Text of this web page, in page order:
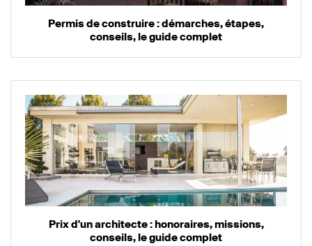
Permis de construire : démarches, étapes,
conseils, le guide complet
Prix d'un architecte : honoraires, missions,
conseils, le guide complet